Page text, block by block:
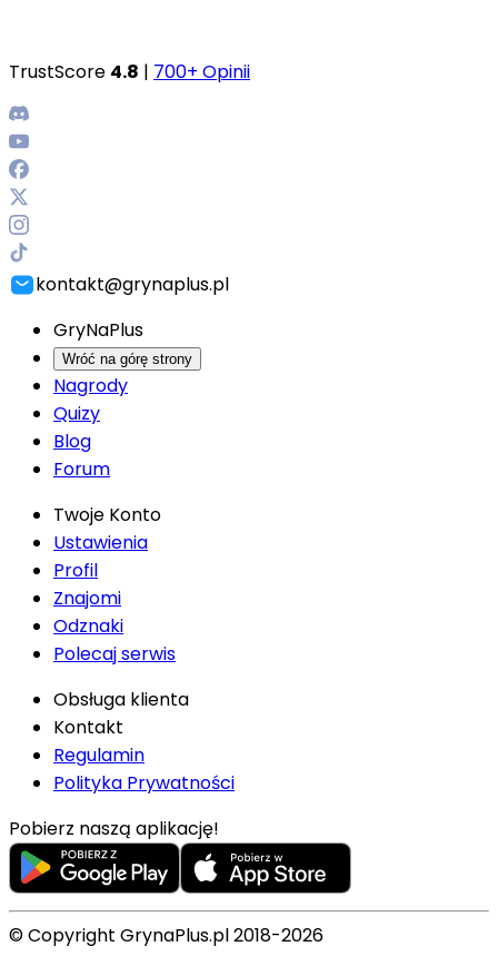
TrustScore 4.8 | 700+ Opinii
kontakt@grynaplus.pl
GryNaPlus
Wróć na górę strony
Nagrody
Quizy
Blog
Forum
Twoje Konto
Ustawienia
Profil
Znajomi
Odznaki
Polecaj serwis
Obsługa klienta
Kontakt
Regulamin
Polityka Prywatności
Pobierz naszą aplikację!
© Copyright GrynaPlus.pl 2018-2026